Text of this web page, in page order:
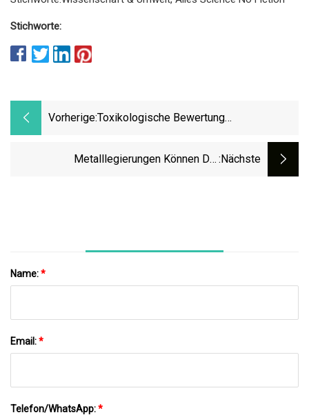
Stichworte:
Vorherige:Toxikologische Bewertung
Potenziellen Anwendungen Im
Metalllegierungen Können Die :nächste
Name:*
Email:*
Telefon/WhatsApp:*